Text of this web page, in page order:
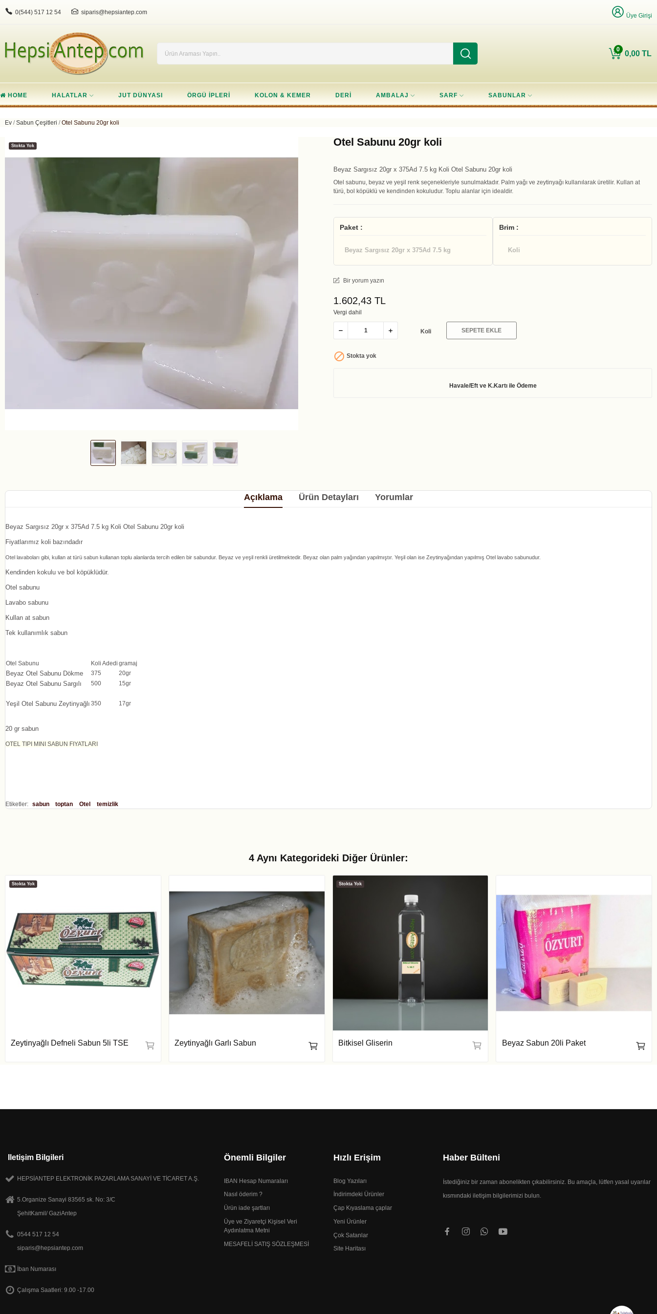
0(544) 517 12 54 siparis@hepsiantep.com
Üye Girişi
0,00 TL
0
HOME HALATLAR JUT DÜNYASI ÖRGÜ IPLERI KOLON & KEMER DERI AMBALAJ SARF SABUNLAR
Ev Sabun Çeşitleri Otel Sabunu 20gr koli
Stokta Yok Otel Sabunu 20gr koli
Beyaz Sargısız 20gr x 375Ad 7.5 kg Koli Otel Sabunu 20gr koli
Otel sabunu, beyaz ve yeşil renk seçenekleriyle sunulmaktadır. Palm yağı ve zeytinyağı kullanılarak üretilir. Kullan at
türü, bol köpüklü ve kendinden kokuludur. Toplu alanlar için idealdir.
Paket :
Beyaz Sargısız 20gr x 375Ad 7.5 kg
Brim :
Koli
Bir yorum yazın
1.602,43 TL
Vergi dahil
Koli SEPETE EKLE
 Stokta yok
Açıklama Ürün Detayları Yorumlar
Beyaz Sargısız 20gr x 375Ad 7.5 kg Koli Otel Sabunu 20gr koli
Fiyatlarımız koli bazındadır
Otel lavaboları gibi, kullan at türü sabun kullanan toplu alanlarda tercih edilen bir sabundur. Beyaz ve yeşil renkli üretilmektedir. Beyaz olan palm yağından yapılmıştır. Yeşil olan ise Zeytinyağından yapılmış Otel lavabo sabunudur.
Kendinden kokulu ve bol köpüklüdür.
Otel sabunu
Lavabo sabunu
Kullan at sabun
Tek kullanımlık sabun
Otel Sabunu Koli Adedi gramaj
Beyaz Otel Sabunu Dökme 375 20gr
Beyaz Otel Sabunu Sargılı 500 15gr
Yeşil Otel Sabunu Zeytinyağlı 350 17gr
20 gr sabun
OTEL TIPI MINI SABUN FIYATLARI
Etiketler: sabun toptan Otel temizlik
4 Aynı Kategorideki Diğer Ürünler:
Stokta Yok
Zeytinyağlı Defneli Sabun 5li TSE Zeytinyağlı Garlı Sabun
Stokta Yok
Bitkisel Gliserin Beyaz Sabun 20li Paket
Iletişim Bilgileri
HEPSİANTEP ELEKTRONİK PAZARLAMA SANAYİ VE TİCARET A.Ş.
5.Organize Sanayi 83565 sk. No: 3/C
ŞehitKamil/ GaziAntep
0544 517 12 54
siparis@hepsiantep.com
İban Numarası
Çalışma Saatleri: 9.00 -17.00
Önemli Bilgiler
IBAN Hesap Numaraları
Nasıl öderim ?
Ürün iade şartları
Üye ve Ziyaretçi Kişisel Veri
Aydınlatma Metni
MESAFELİ SATIŞ SÖZLEŞMESİ
Hızlı Erişim
Blog Yazıları
İndirimdeki Ürünler
Çap Kıyaslama çaplar
Yeni Ürünler
Çok Satanlar
Site Haritası
Haber Bülteni
İstediğiniz bir zaman abonelikten çıkabilirsiniz. Bu amaçla, lütfen yasal uyarılar
kısmındaki iletişim bilgilerimizi bulun.